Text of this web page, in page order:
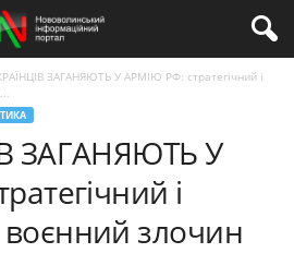
ЗАГАНЯЮТЬ У АРМІЮ РФ: стратегічний і
ЗАГАНЯЮТЬ У
і
злочин